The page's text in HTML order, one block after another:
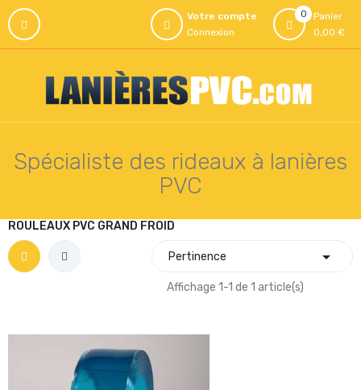
0
Panier
0,00 €
Votre compte
Connexion
Spécialiste des rideaux à lanières
PVC
ROULEAUX PVC GRAND FROID
Pertinence 
Affichage 1-1 de 1 article(s)